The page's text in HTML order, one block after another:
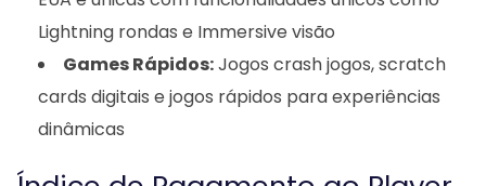
Lightning rondas e Immersive visão
Games Rápidos:Jogos crash jogos, scratch
cards digitais e jogos rápidos para experiências
dinâmicas